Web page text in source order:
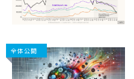
全体公開